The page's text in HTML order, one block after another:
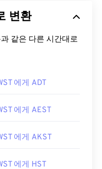
변환
같은 다른 시간대로
에게 ADT
에게 AEST
에게 AKST
에게 HST